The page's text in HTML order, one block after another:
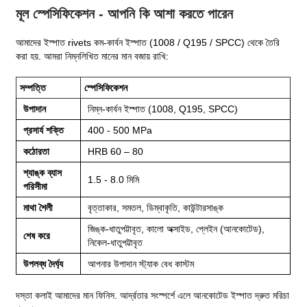
মূল স্পেসিফিকেশন - আপনি কি আশা করতে পারেন
আমাদের ইস্পাত rivets কম-কার্বন ইস্পাত (1008 / Q195 / SPCC) থেকে তৈরি
করা হয়. আমরা নিম্নলিখিত মানের মান বজায় রাখি:
সম্পত্তি
স্পেসিফিকেশন
উপাদান
নিম্ন-কার্বন ইস্পাত (1008, Q195, SPCC)
প্রসার্য শক্তি
400 - 500 MPa
কঠোরতা
HRB 60 – 80
শ্যাঙ্ক ব্যাস
পরিসীমা
1.5 - 8.0 মিমি
মাথা শৈলী বৃত্তাকার, সমতল, ডিম্বাকৃতি, কাউন্টারসাঙ্ক
শেষ করে
জিঙ্ক-ধাতুপট্টাবৃত, কালো অক্সাইড, প্লেইন (আনকোটেড),
নিকেল-ধাতুপট্টাবৃত
উপলব্ধ দৈর্ঘ্য
আপনার উপাদান স্ট্যাক বেধ কাস্টম
দস্তা কলাই আমাদের মান ফিনিস. আর্দ্রতার সংস্পর্শে এলে আনকোটেড ইস্পাত দ্রুত মরিচা